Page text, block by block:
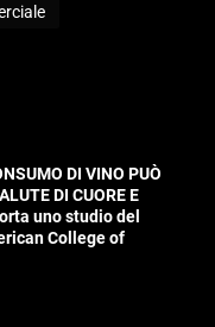
DI VINO PUÒ
DI CUORE E
uno studio del
College of